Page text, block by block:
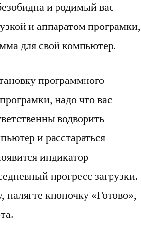
и родимый вас
и аппаратом програмки,
для свой компьютер.
программного
надо что вас
водворить
и расстараться
индикатор
прогресс загрузки.
кнопочку «Готово»,